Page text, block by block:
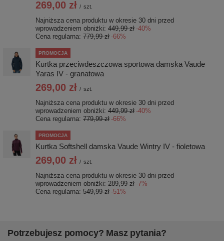
269,00 zł / szt.
Najniższa cena produktu w okresie 30 dni przed
wprowadzeniem obniżki: 449,99 zł -40%
Cena regularna: 779,99 zł -66%
PROMOCJA
Kurtka przeciwdeszczowa sportowa damska Vaude
Yaras IV - granatowa
269,00 zł / szt.
Najniższa cena produktu w okresie 30 dni przed
wprowadzeniem obniżki: 449,99 zł -40%
Cena regularna: 779,99 zł -66%
PROMOCJA
Kurtka Softshell damska Vaude Wintry IV - fioletowa
269,00 zł / szt.
Najniższa cena produktu w okresie 30 dni przed
wprowadzeniem obniżki: 289,99 zł -7%
Cena regularna: 549,99 zł -51%
Potrzebujesz pomocy? Masz pytania?